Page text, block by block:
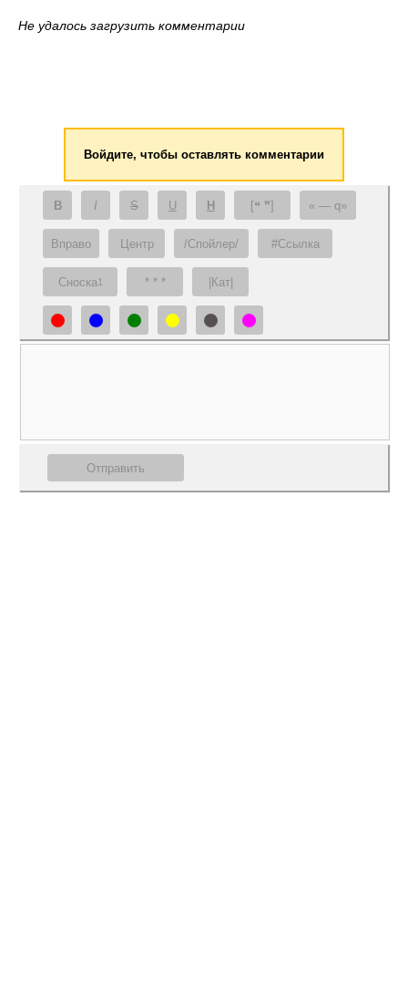
Не удалось загрузить комментарии
Войдите, чтобы оставлять комментарии
B I S U H [❝ ❞] — q
Вправо Центр /Спойлер/ #Ссылка
Сноска1 * * * |Кат|